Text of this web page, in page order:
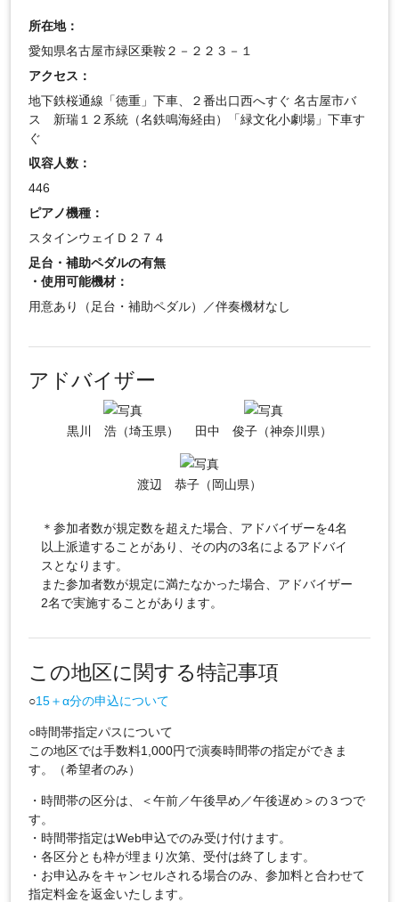
所在地：
愛知県名古屋市緑区乗鞍２－２２３－１
アクセス：
地下鉄桜通線「徳重」下車、２番出口西へすぐ 名古屋市バ
ス 新瑞１２系統（名鉄鳴海経由）「緑文化小劇場」下車す
ぐ
収容人数：
446
ピアノ機種：
スタインウェイＤ２７４
足台・補助ペダルの有無
・使用可能機材：
用意あり（足台・補助ペダル）／伴奏機材なし
アドバイザー
黒川 浩（埼玉県） 田中 俊子（神奈川県）
渡辺 恭子（岡山県）
＊参加者数が規定数を超えた場合、アドバイザーを4名
以上派遣することがあり、その内の3名によるアドバイ
スとなります。
また参加者数が規定に満たなかった場合、アドバイザー
2名で実施することがあります。
この地区に関する特記事項
○15＋α分の申込について
○時間帯指定パスについて
この地区では手数料1,000円で演奏時間帯の指定ができま
す。（希望者のみ）
・時間帯の区分は、＜午前／午後早め／午後遅め＞の３つで
す。
・時間帯指定はWeb申込でのみ受け付けます。
・各区分とも枠が埋まり次第、受付は終了します。
・お申込みをキャンセルされる場合のみ、参加料と合わせて
指定料金を返金いたします。